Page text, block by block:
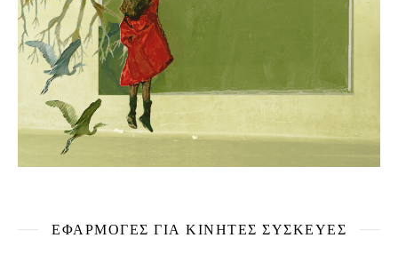
ΕΦΑΡΜΟΓΕΣ ΓΙΑ ΚΙΝΗΤΕΣ ΣΥΣΚΕΥΕΣ